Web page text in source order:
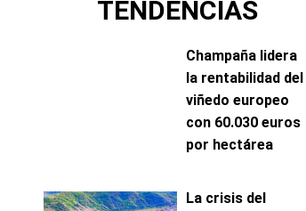
TENDENCIAS
Champaña lidera
la rentabilidad del
viñedo europeo
con 60.030 euros
por hectárea
La crisis del